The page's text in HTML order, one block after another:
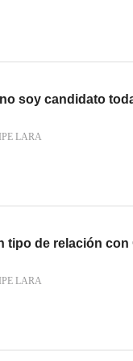
soy candidato
LARA
tipo de relación
LARA